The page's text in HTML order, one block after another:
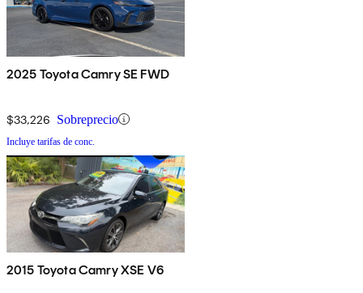
2025 Toyota Camry SE FWD
$33,226 Sobreprecio
Incluye tarifas de conc.
2015 Toyota Camry XSE V6